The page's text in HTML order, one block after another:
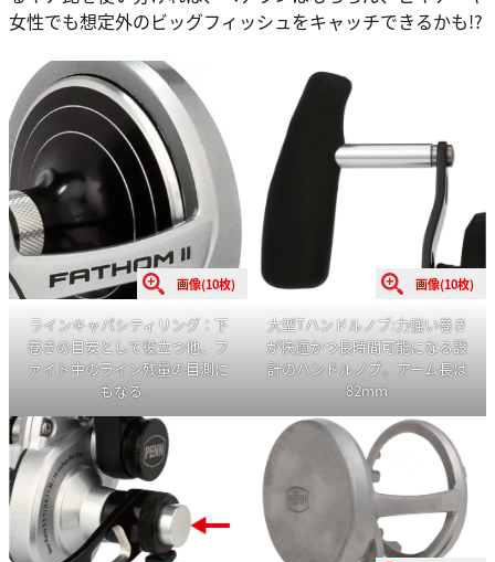
女性でも想定外のビッグフィッシュをキャッチできるかも!?
画像(10枚)
ラインキャパシティリング：下
巻きの目安として役立つ他、フ
ァイト中のライン残量の目測に
もなる。
画像(10枚)
大型Tハンドルノブ:力強い巻き
が快適かつ長時間可能になる設
計のハンドルノブ。アーム長は
82mm